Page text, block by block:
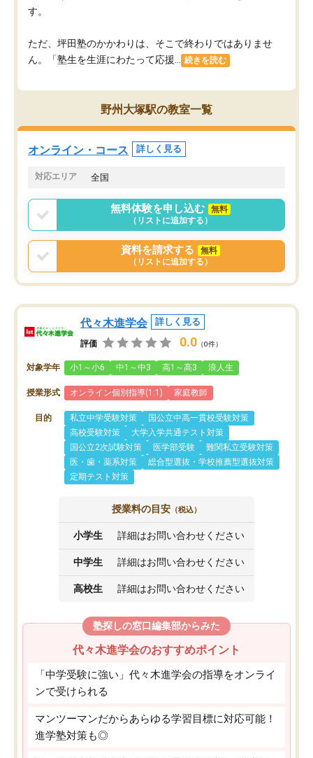
す。
ただ、坪田塾のかかわりは、そこで終わりではありませ
ん。「塾生を生涯にわたって応援...
続きを読む
野州大塚駅の教室一覧
オンライン・コース 詳しく見る
対応エリア 全国
無料体験を申し込む
無料
（リストに追加する）
資料を請求する
無料
（リストに追加する）
代々木進学会 詳しく見る
評価 0.0 （0件）
対象学年 小1～小6 中1～中3 高1～高3 浪人生
授業形式 オンライン個別指導(1:1) 家庭教師
目的 私立中学受験対策
国公立中高一貫校受験対策
高校受験対策
大学入学共通テスト対策
国公立2次試験対策
医学部受験
難関私立受験対策
医・歯・薬系対策
総合型選抜・学校推薦型選抜対策
定期テスト対策
授業料の目安 （税込）
小学生 詳細はお問い合わせください
中学生 詳細はお問い合わせください
高校生 詳細はお問い合わせください
塾探しの窓口編集部からみた
代々木進学会のおすすめポイント
「中学受験に強い」代々木進学会の指導をオンライ
ンで受けられる
マンツーマンだからあらゆる学習目標に対応可能！
進学塾対策も◎